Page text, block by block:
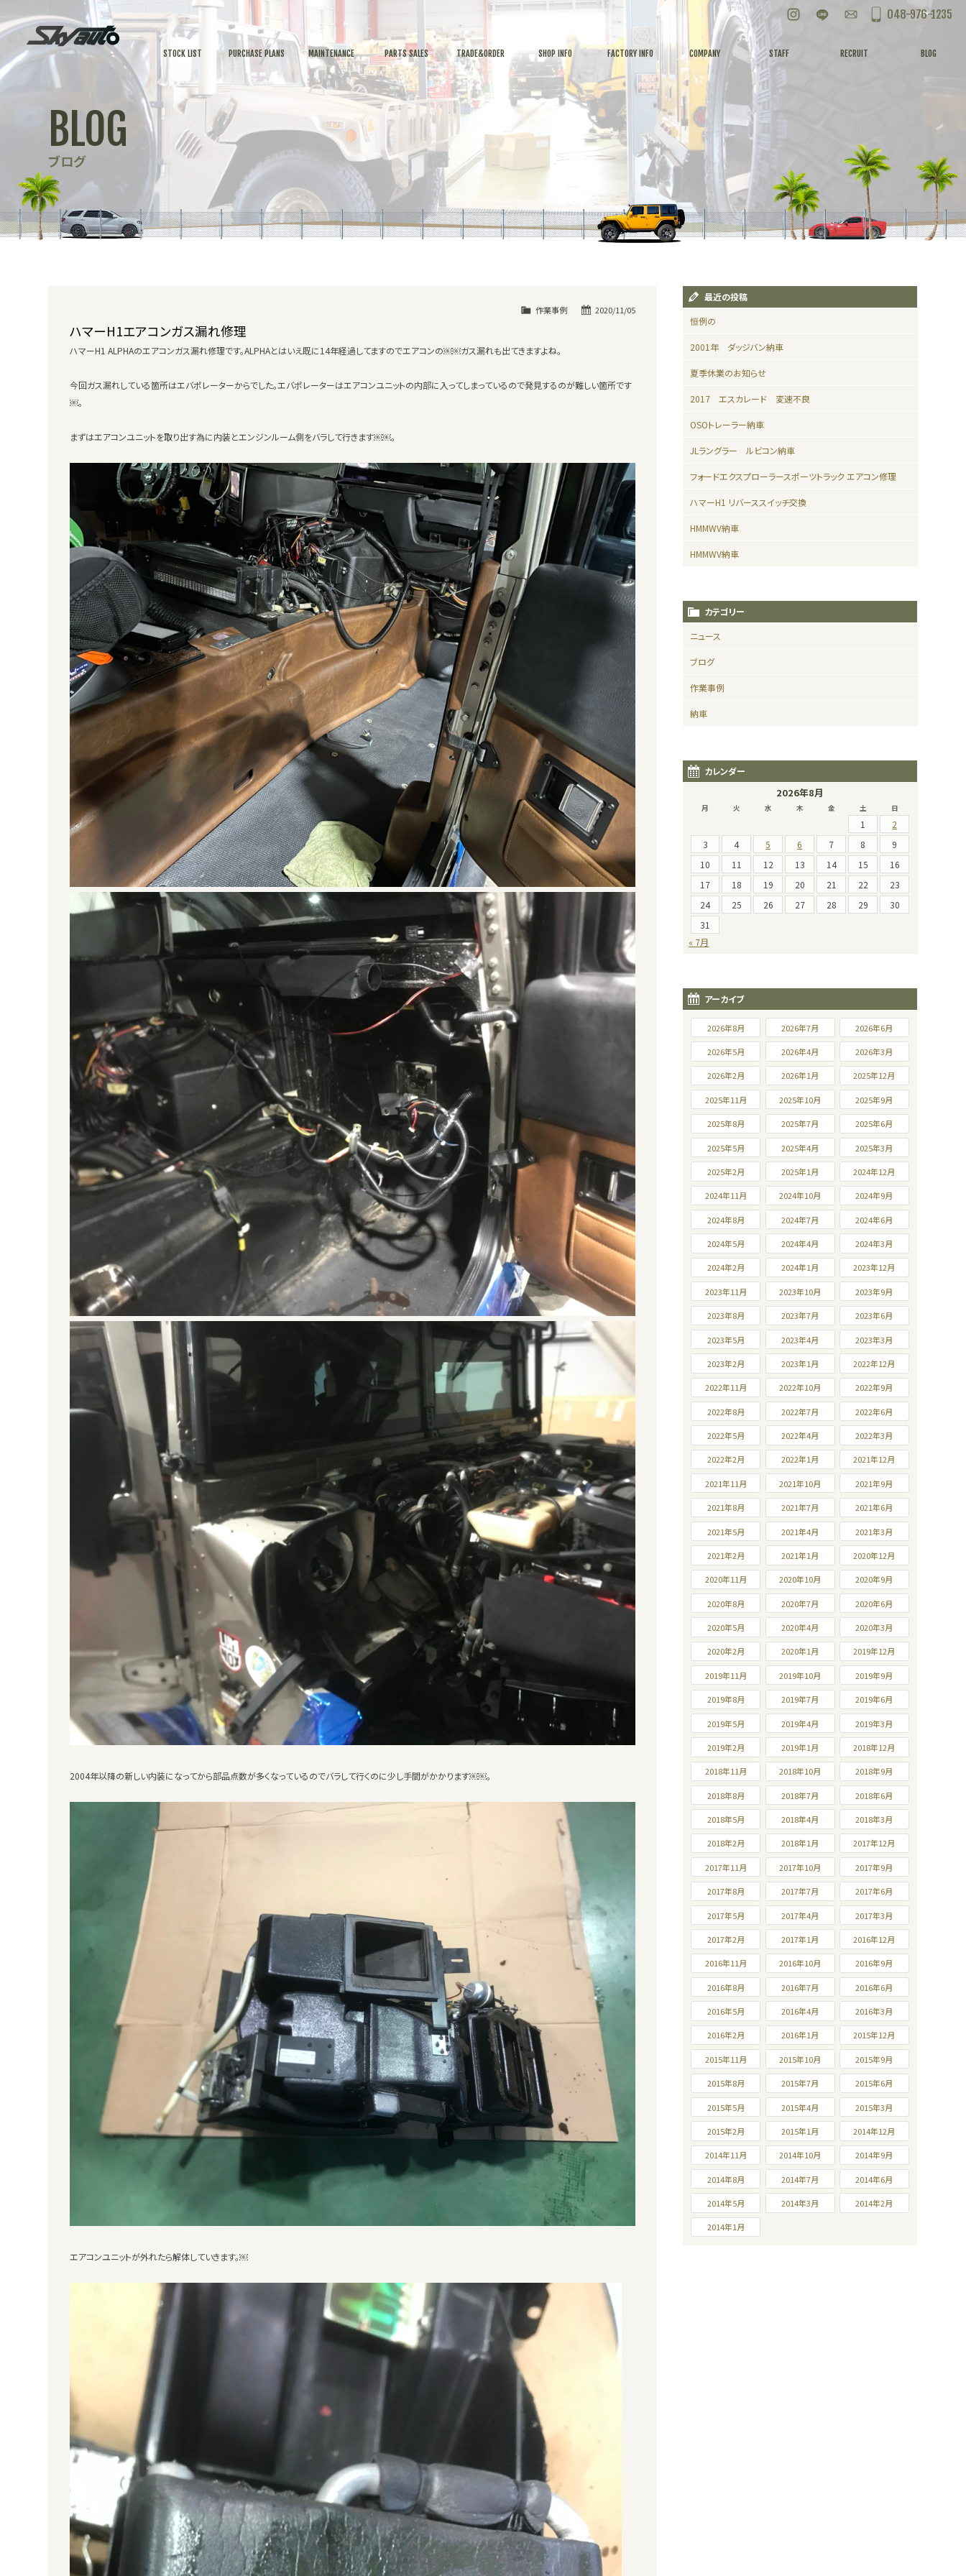
お問い合わせ
048-976-1235
STOCK LIST PURCHASE PLANS MAINTENANCE PARTS SALES TRADE&ORDER SHOP INFO FACTORY INFO COMPANY STAFF RECRUIT BLOG
BLOG
ブログ
2020/11/05
作業事例
ハマーH1エアコンガス漏れ修理
ハマーH1 ALPHAのエアコンガス漏れ修理です。ALPHAとはいえ既に14年経過してますのでエアコンの￼￼ガス漏れも出てきますよね。
今回ガス漏れしている箇所はエバポレーターからでした。エバポレーターはエアコンユニットの内部に入ってしまっているので発見するのが難しい箇所です
￼。
まずはエアコンユニットを取り出す為に内装とエンジンルーム側をバラして行きます￼￼。
2004年以降の新しい内装になってから部品点数が多くなっているのでバラして行くのに少し手間がかかります￼￼。
エアコンユニットが外れたら解体していきます。￼
最近の投稿
恒例の
2001年 ダッジバン納車
夏季休業のお知らせ
2017 エスカレード 変速不良
OSOトレーラー納車
JLラングラー ルビコン納車
フォードエクスプローラースポーツトラック エアコン修理
ハマーH1 リバーススイッチ交換
HMMWV納車
HMMWV納車
カテゴリー
ニュース
ブログ
作業事例
納車
カレンダー
2026年8月
月 火 水 木 金 土 日
1
2
3
4 5 6 7 8
9
10
11 12 13 14 15
16
17
18 19 20 21 22
23
24
25 26 27 28 29
30
31
« 7月
アーカイブ
2026年8月 2026年7月 2026年6月
2026年5月 2026年4月 2026年3月
2026年2月 2026年1月 2025年12月
2025年11月 2025年10月 2025年9月
2025年8月 2025年7月 2025年6月
2025年5月 2025年4月 2025年3月
2025年2月 2025年1月 2024年12月
2024年11月 2024年10月 2024年9月
2024年8月 2024年7月 2024年6月
2024年5月 2024年4月 2024年3月
2024年2月 2024年1月 2023年12月
2023年11月 2023年10月 2023年9月
2023年8月 2023年7月 2023年6月
2023年5月 2023年4月 2023年3月
2023年2月 2023年1月 2022年12月
2022年11月 2022年10月 2022年9月
2022年8月 2022年7月 2022年6月
2022年5月 2022年4月 2022年3月
2022年2月 2022年1月 2021年12月
2021年11月 2021年10月 2021年9月
2021年8月 2021年7月 2021年6月
2021年5月 2021年4月 2021年3月
2021年2月 2021年1月 2020年12月
2020年11月 2020年10月 2020年9月
2020年8月 2020年7月 2020年6月
2020年5月 2020年4月 2020年3月
2020年2月 2020年1月 2019年12月
2019年11月 2019年10月 2019年9月
2019年8月 2019年7月 2019年6月
2019年5月 2019年4月 2019年3月
2019年2月 2019年1月 2018年12月
2018年11月 2018年10月 2018年9月
2018年8月 2018年7月 2018年6月
2018年5月 2018年4月 2018年3月
2018年2月 2018年1月 2017年12月
2017年11月 2017年10月 2017年9月
2017年8月 2017年7月 2017年6月
2017年5月 2017年4月 2017年3月
2017年2月 2017年1月 2016年12月
2016年11月 2016年10月 2016年9月
2016年8月 2016年7月 2016年6月
2016年5月 2016年4月 2016年3月
2016年2月 2016年1月 2015年12月
2015年11月 2015年10月 2015年9月
2015年8月 2015年7月 2015年6月
2015年5月 2015年4月 2015年3月
2015年2月 2015年1月 2014年12月
2014年11月 2014年10月 2014年9月
2014年8月 2014年7月 2014年6月
2014年5月 2014年3月 2014年2月
2014年1月